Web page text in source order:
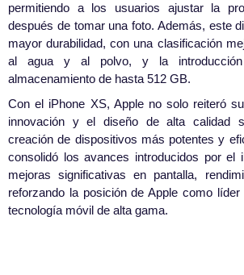
permitiendo a los usuarios ajustar la
después de tomar una foto. Además, este
mayor durabilidad, con una clasificación
al agua y al polvo, y la
almacenamiento de hasta 512 GB.
Con el iPhone XS, Apple no solo reiteró
innovación y el diseño de alta calidad
creación de dispositivos más potentes y
consolidó los avances introducidos por el
mejoras significativas en pantalla,
reforzando la posición de Apple como
tecnología móvil de alta gama.